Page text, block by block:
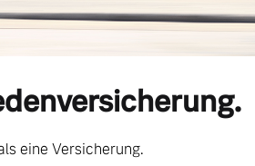
eine Versicherung.